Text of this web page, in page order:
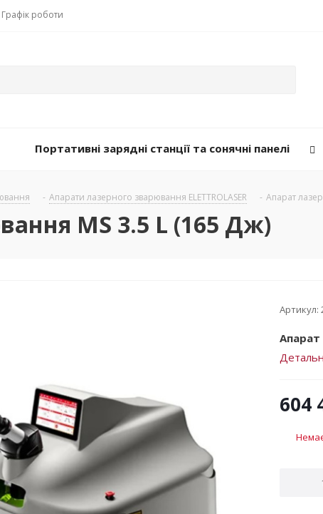
Графік роботи
Портативні зарядні станції та сонячні панелі
- Апарати лазерного зварювання ELETTROLASER - Апарат
MS 3.5 L (165 Дж)
Артикул:
Апарат
604